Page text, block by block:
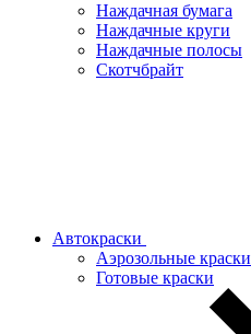
Наждачная бумага
Наждачные круги
Наждачные полосы
Скотчбрайт
Автокраски
Аэрозольные краски
Готовые краски